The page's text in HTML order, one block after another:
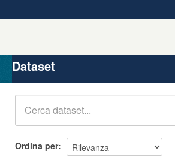
Organizzazioni
Gruppi
Dataset
Ordina per